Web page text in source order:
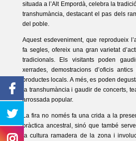
situada a l’Alt Empordà, celebra la
transhumància, destacant el pas dels
del poble.
Aquest esdeveniment, que reprodueix
fa segles, ofereix una gran varietat
tradicionals. Els visitants poden
xerrades, demostracions d’oficis
productes locals. A més, es poden
la transhumància i gaudir de concerts,
arrossada popular.
La fira no només fa una crida a la
pràctica ancestral, sinó que també
la cultura ramadera de la zona i